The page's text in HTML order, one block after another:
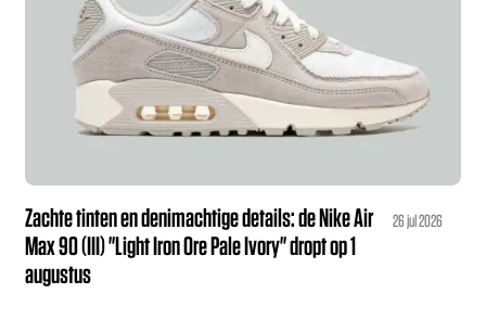
Zachte tinten en denimachtige details: de Nike Air
Max 90 (III) "Light Iron Ore Pale Ivory" dropt op 1
augustus
26 jul 2026